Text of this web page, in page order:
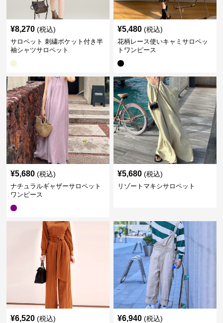
¥8,270 (税込)
サロペット 刺繍ポケット付き半
袖シャツサロペット
¥5,480 (税込)
花柄レース使いキャミサロペッ
トワンピース
¥5,680 (税込)
ナチュラルギャザーサロペット
ワンピース
¥5,680 (税込)
リゾートマキシサロペット
¥6,520 (税込) ¥6,940 (税込)